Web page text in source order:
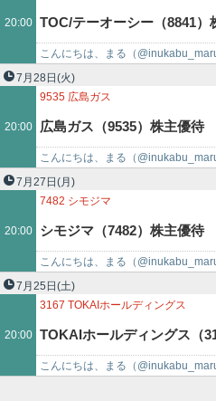
20:00 TOC/テーオーシー（8841
ROXまつり湯招待券など3
こんにちは、まる（
紹介です♪ 株式会社テーオーシー（
7月28日 (火)
20:00
9535 広島ガス
広島ガス（9535）株主優
に応じた広島県特産品カタ
こんにちは、まる（
紹介です♪ 広島ガス株式会社（
7月27日 (月)
20:00
7482 シモジマ
シモジマ（7482）株主優待
ードまたは自社取扱製品詰
こんにちは、まる（
紹介です♪ 株式会社シモジマ（
7月25日 (土)
20:00
3167 TOKAIホールディングス
TOKAIホールディングス（
ら商品選択 ＆ 割引優待券（
こんにちは、まる（